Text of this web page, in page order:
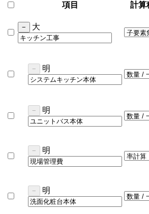
項目 計算
− 大
− 明
− 明
− 明
− 明